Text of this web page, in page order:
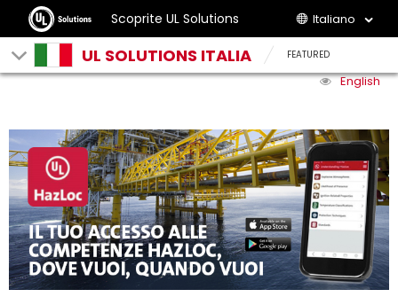
Scoprite UL Solutions Italiano
UL SOLUTIONS ITALIA FEATURED
English